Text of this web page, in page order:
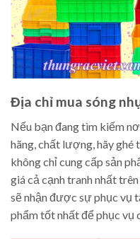
Địa chỉ mua sóng
Nếu bạn đang tìm kiếm
hãng, chất lượng, hãy ghé
không chỉ cung cấp sản
giá cả cạnh tranh nhất
sẽ nhận được sự phục vụ
phẩm tốt nhất để phục vụ